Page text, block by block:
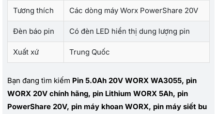
Tương thích Các dòng máy Worx PowerShare 20V
Đèn báo pin Có đèn LED hiển thị dung lượng pin
Xuất xứ Trung Quốc
Bạn đang tìm kiếm Pin 5.0Ah 20V WORX WA3055, pin
WORX 20V chính hãng, pin Lithium WORX 5Ah, pin
PowerShare 20V, pin máy khoan WORX, pin máy siết bu